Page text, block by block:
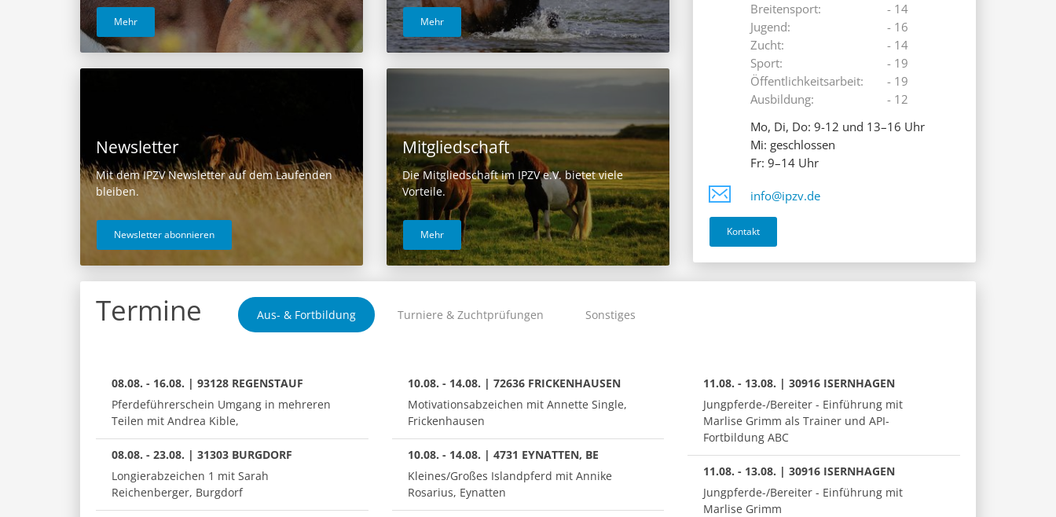
Mehr
Newsletter
Mit dem IPZV Newsletter auf dem Laufenden
bleiben.
Newsletter abonnieren
Mehr
Mitgliedschaft
Die Mitgliedschaft im IPZV e.V. bietet viele
Vorteile.
Mehr
Breitensport:
Jugend:
Zucht:
Sport:
Öffentlichkeitsarbeit:
Ausbildung:
- 14
- 16
- 14
- 19
- 19
- 12
Mo, Di, Do: 9-12 und 13–16 Uhr
Mi: geschlossen
Fr: 9–14 Uhr
info@ipzv.de
Kontakt
Termine Aus- & Fortbildung Turniere & Zuchtprüfungen Sonstiges
08.08. - 16.08. | 93128 REGENSTAUF
Pferdeführerschein Umgang in mehreren
Teilen mit Andrea Kible,
08.08. - 23.08. | 31303 BURGDORF
Longierabzeichen 1 mit Sarah
Reichenberger, Burgdorf
10.08. - 14.08. | 72636 FRICKENHAUSEN
Motivationsabzeichen mit Annette Single,
Frickenhausen
10.08. - 14.08. | 4731 EYNATTEN, BE
Kleines/Großes Islandpferd mit Annike
Rosarius, Eynatten
11.08. - 13.08. | 30916 ISERNHAGEN
Jungpferde-/Bereiter - Einführung mit
Marlise Grimm als Trainer und API-
Fortbildung ABC
11.08. - 13.08. | 30916 ISERNHAGEN
Jungpferde-/Bereiter - Einführung mit
Marlise Grimm